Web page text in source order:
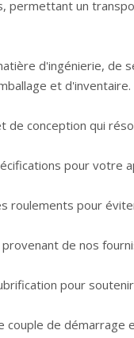
permettant un
d'ingénierie, de
et
de conception qui
pour votre
roulements pour
de nos
pour
couple de démarrage